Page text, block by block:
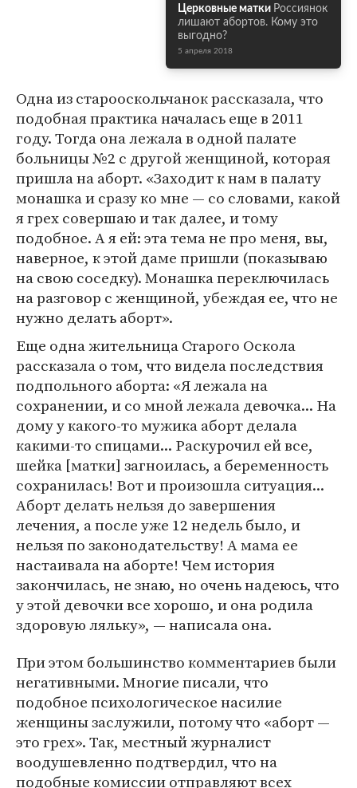
Церковные матки Россиянок
лишают абортов. Кому это
выгодно?
5 апреля 2018
Одна из старооскольчанок рассказала, что
подобная практика началась еще в 2011
году. Тогда она лежала в одной палате
больницы №2 с другой женщиной, которая
пришла на аборт. «Заходит к нам в палату
монашка и сразу ко мне — со словами, какой
я грех совершаю и так далее, и тому
подобное. А я ей: эта тема не про меня, вы,
наверное, к этой даме пришли (показываю
на свою соседку). Монашка переключилась
на разговор с женщиной, убеждая ее, что не
нужно делать аборт».
Еще одна жительница Старого Оскола
рассказала о том, что видела последствия
подпольного аборта: «Я лежала на
сохранении, и со мной лежала девочка... На
дому у какого-то мужика аборт делала
какими-то спицами... Раскурочил ей все,
шейка [матки] загноилась, а беременность
сохранилась! Вот и произошла ситуация...
Аборт делать нельзя до завершения
лечения, а после уже 12 недель было, и
нельзя по законодательству! А мама ее
настаивала на аборте! Чем история
закончилась, не знаю, но очень надеюсь, что
у этой девочки все хорошо, и она родила
здоровую ляльку», — написала она.
При этом большинство комментариев были
негативными. Многие писали, что
подобное психологическое насилие
женщины заслужили, потому что «аборт —
это грех». Так, местный журналист
воодушевленно подтвердил, что на
подобные комиссии отправляют всех